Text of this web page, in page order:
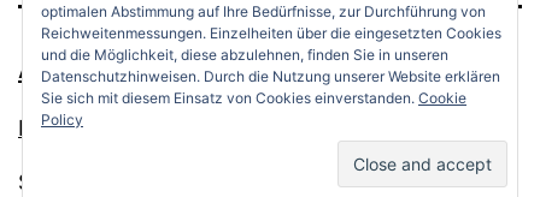
optimalen Abstimmung auf Ihre Bedürfnisse, zur Durchführung von
Reichweitenmessungen. Einzelheiten über die eingesetzten Cookies
und die Möglichkeit, diese abzulehnen, finden Sie in unseren
Datenschutzhinweisen. Durch die Nutzung unserer Website erklären
Sie sich mit diesem Einsatz von Cookies einverstanden. Cookie
Policy
ANDREAS OPPERMANN
Datenschutz
Stolz präsentiert von WordPress.